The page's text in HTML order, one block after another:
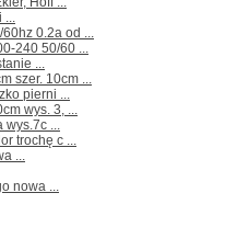
...
0.2a od ...
240 50/60 ...
...
szer. 10cm ...
pierni ...
wys. 3, ...
wys.7c ...
trochę c ...
...
nowa ...